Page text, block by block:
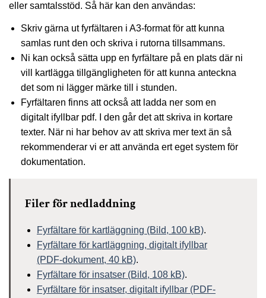
eller samtalsstöd. Så här kan den användas:
Skriv gärna ut fyrfältaren i A3-format för att kunna
samlas runt den och skriva i rutorna tillsammans.
Ni kan också sätta upp en fyrfältare på en plats där ni
vill kartlägga tillgängligheten för att kunna anteckna
det som ni lägger märke till i stunden.
Fyrfältaren finns att också att ladda ner som en
digitalt ifyllbar pdf. I den går det att skriva in kortare
texter. När ni har behov av att skriva mer text än så
rekommenderar vi er att använda ert eget system för
dokumentation.
Filer för nedladdning
Fyrfältare för kartläggning (Bild, 100 kB).
Fyrfältare för kartläggning, digitalt ifyllbar
(PDF-dokument, 40 kB).
Fyrfältare för insatser (Bild, 108 kB).
Fyrfältare för insatser, digitalt ifyllbar (PDF-